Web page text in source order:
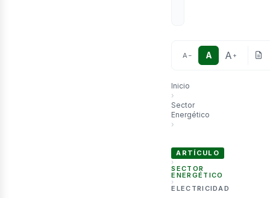
A − A A +
Inicio
›
Sector
Energético
›
ARTÍCULO
›
SECTOR
ENERGÉTICO
›
ELECTRICIDAD